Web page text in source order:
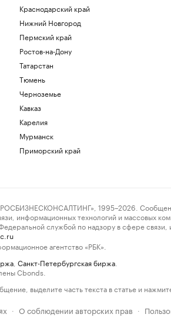
Краснодарский край
Нижний Новгород
Пермский край
Ростов-на-Дону
Татарстан
Тюмень
Черноземье
Кавказ
Карелия
Мурманск
Приморский край
1995–2026. Сообщения
информационных технологий и массовых
службой по надзору в сфере
агентство «РБК».
Санкт-Петербургская биржа
Cbonds.
выделите часть текста в статье и
· О соблюдении авторских прав ·